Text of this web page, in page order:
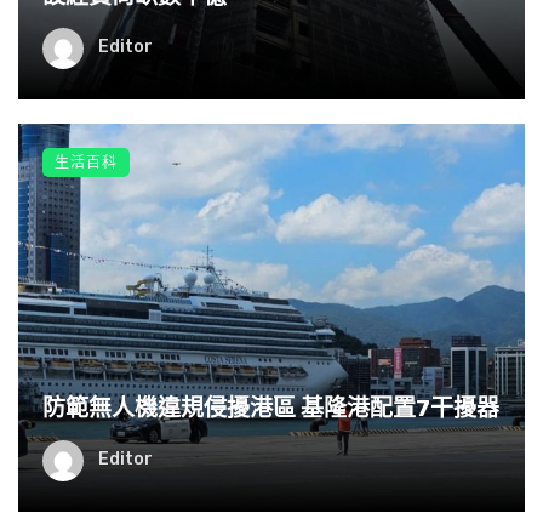
Editor
防範無人機違規侵擾港區 基隆港配置7干擾器
Editor
生活百科